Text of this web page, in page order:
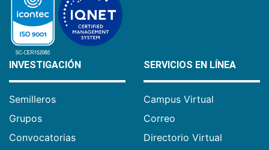
INVESTIGACIÓN
Semilleros
Grupos
Convocatorias
SERVICIOS EN LÍNEA
Campus Virtual
Correo
Directorio Virtual